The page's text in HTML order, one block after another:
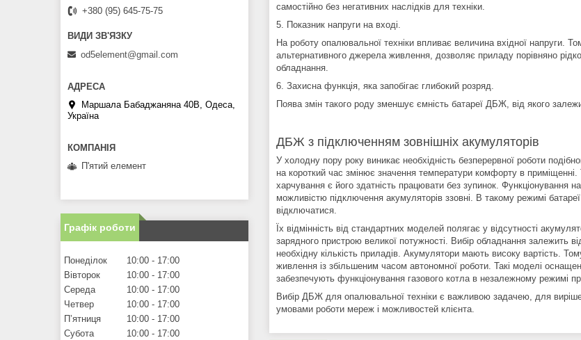
самостійно без негативних наслідків для техніки.
5. Показник напруги на вході.
На роботу опалювальної техніки впливає величина вхідної напруги.
альтернативного джерела живлення, дозволяє приладу порівняно
обладнання.
6. Захисна функція, яка запобігає глибокий розряд.
Поява змін такого роду зменшує ємність батареї ДБЖ, від якого
ДБЖ з підключенням зовнішніх акумуляторів
У холодну пору року виникає необхідність безперервної роботи
на короткий час змінює значення температури комфорту в
харчування є його здатність працювати без зупинок. Функціонування
можливістю підключення акумуляторів ззовні. В такому режимі
відключатися.
Їх відмінність від стандартних моделей полягає у відсутності
зарядного пристрою великої потужності. Вибір обладнання залежить
необхідну кількість приладів. Акумулятори мають високу вартість.
живлення із збільшеним часом автономної роботи. Такі моделі
забезпечують функціонування газового котла в незалежному режимі
Вибір ДБЖ для опалювальної техніки є важливою задачею, для
умовами роботи мереж і можливостей клієнта.
+380 (95) 645-75-75
od5element@gmail.com
Маршала Бабаджаняна 40В, Одеса,
Україна
П'ятий елемент
Графік роботи
Понеділок 10:00
17:00
Вівторок
10:00
17:00
Середа
10:00
17:00
Четвер
10:00
17:00
Пʼятниця
10:00
17:00
Субота
10:00
17:00